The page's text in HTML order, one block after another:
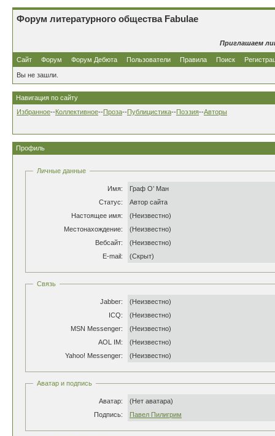
Форум литературного общества Fabulae
Приглашаем
Сайт Форум Форум Дебюта Пользователи Правила Поиск
Вы не зашли.
Навигация по сайту
Избранное--Коллективное--Проза--Публицистика--Поэзия--Авторы
Профиль
Личные данные
Имя:
Граф О’ Ман
Статус:
Автор сайта
Настоящее имя:
(Неизвестно)
Местонахождение:
(Неизвестно)
Вебсайт:
(Неизвестно)
E-mail:
(Скрыт)
Связь
Jabber:
(Неизвестно)
ICQ:
(Неизвестно)
MSN Messenger:
(Неизвестно)
AOL IM:
(Неизвестно)
Yahoo! Messenger:
(Неизвестно)
Аватар и подпись
Аватар:
(Нет аватара)
Подпись:
Павел Пилигрим